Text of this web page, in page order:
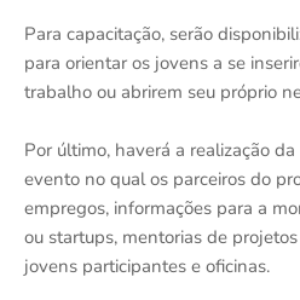
Para capacitação, serão
para orientar os jovens a se
trabalho ou abrirem seu próprio
Por último, haverá a realização
evento no qual os parceiros do
empregos, informações para a
ou startups, mentorias de
jovens participantes e oficinas.